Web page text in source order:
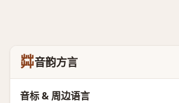
茻音韵方言
音标 & 周边语言